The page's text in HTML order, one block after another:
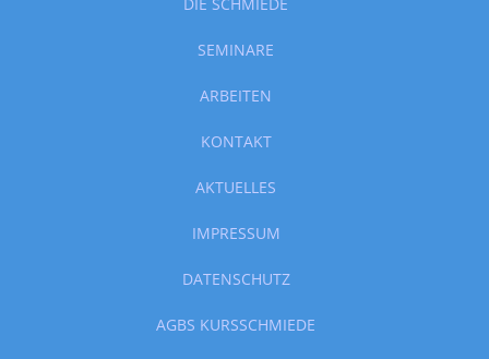
SEMINARE
ARBEITEN
KONTAKT
AKTUELLES
IMPRESSUM
DATENSCHUTZ
AGBS KURSSCHMIEDE